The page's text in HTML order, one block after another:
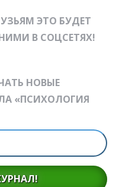
ЭТО БУДЕТ
В СОЦСЕТЯХ!
НОВЫЕ
«ПСИХОЛОГИЯ